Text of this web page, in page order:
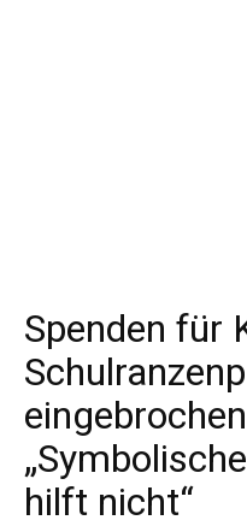
Spenden für
hilft nicht“